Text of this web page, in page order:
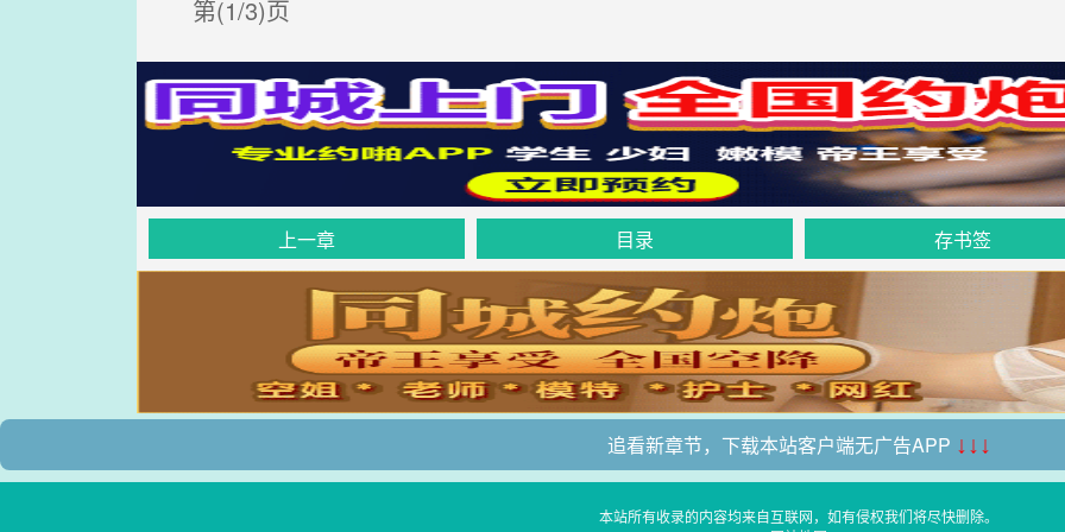
第(1/3)页
上一章 目录 存书签
追看新章节，下载本站客户端无广告APP ↓↓↓
本站所有收录的内容均来自互联网，如有侵权我们将尽快删除。